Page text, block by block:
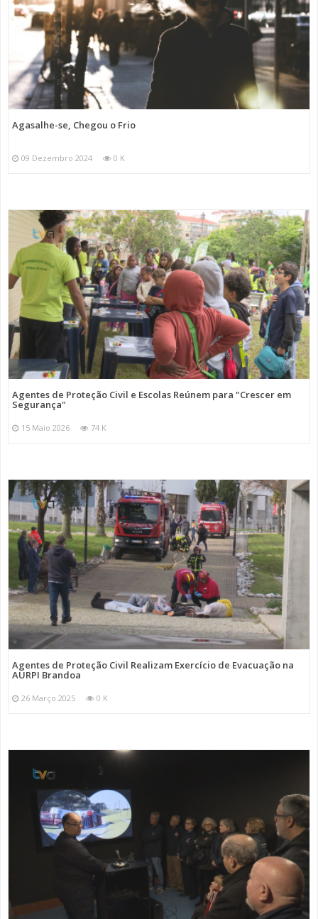
Agasalhe-se, Chegou o Frio
09 Dezembro 2024 0 K
Agentes de Proteção Civil e Escolas Reúnem para "Crescer em
Segurança"
15 Maio 2026 74 K
Agentes de Proteção Civil Realizam Exercício de Evacuação na
AURPI Brandoa
26 Março 2025 0 K